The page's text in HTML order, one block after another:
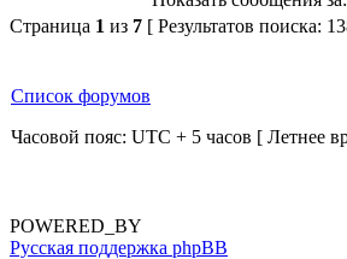
Страница 1 из 7 [ Результатов поиска:
Список форумов
Часовой пояс: UTC + 5 часов [ Летнее
POWERED_BY
Русская поддержка phpBB